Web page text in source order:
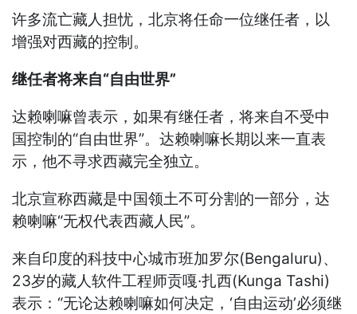
许多流亡藏人担忧，北京将任命一位继任者，以
增强对西藏的控制。
继任者将来自“自由世界”
达赖喇嘛曾表示，如果有继任者，将来自不受中
国控制的“自由世界”。达赖喇嘛长期以来一直表
示，他不寻求西藏完全独立。
北京宣称西藏是中国领土不可分割的一部分，达
赖喇嘛“无权代表西藏人民”。
来自印度的科技中心城市班加罗尔(Bengaluru)、
23岁的藏人软件工程师贡嘎·扎西(Kunga Tashi)
表示：“无论达赖喇嘛如何决定，‘自由运动’必须继